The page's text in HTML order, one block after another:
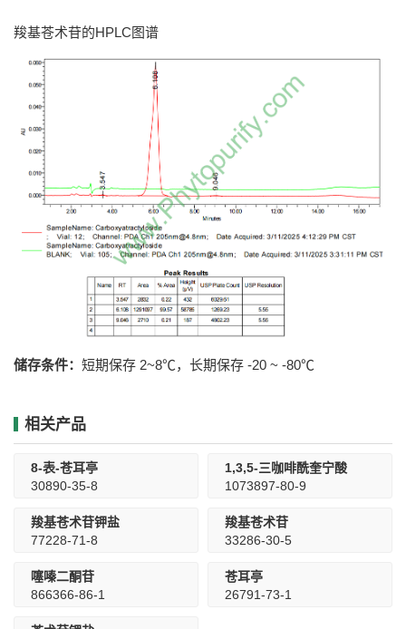
羧基苍术苷的HPLC图谱
储存条件： 短期保存 2~8℃，长期保存 -20 ~ -80℃
相关产品
8-表-苍耳亭
30890-35-8
1,3,5-三咖啡酰奎宁酸
1073897-80-9
羧基苍术苷钾盐
77228-71-8
羧基苍术苷
33286-30-5
噻嗪二酮苷
866366-86-1
苍耳亭
26791-73-1